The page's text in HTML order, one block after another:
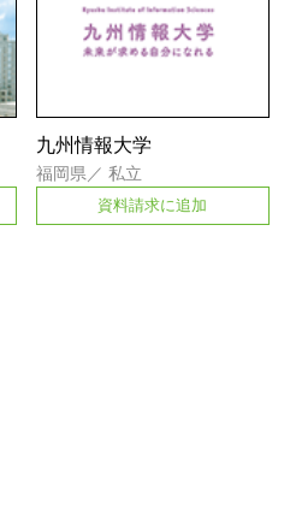
九州情報大学
福岡県／私立
資料請求に追加